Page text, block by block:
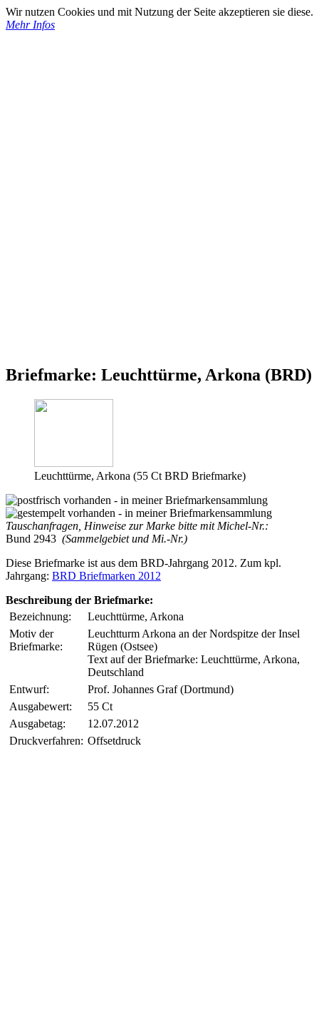
Wir nutzen Cookies und mit Nutzung der Seite akzeptieren sie diese.
Mehr Infos
Briefmarke: Leuchttürme, Arkona (BRD)
Leuchttürme, Arkona (55 Ct BRD Briefmarke)
Tauschanfragen, Hinweise zur Marke bitte mit Michel-Nr.:
Bund 2943 (Sammelgebiet und Mi.-Nr.)
Diese Briefmarke ist aus dem BRD-Jahrgang 2012. Zum kpl.
Jahrgang: BRD Briefmarken 2012
Beschreibung der Briefmarke:
Bezeichnung:
Leuchttürme, Arkona
Motiv der
Briefmarke:
Leuchtturm Arkona an der Nordspitze der Insel
Rügen (Ostsee)
Text auf der Briefmarke: Leuchttürme, Arkona,
Deutschland
Entwurf:
Prof. Johannes Graf (Dortmund)
Ausgabewert:
55 Ct
Ausgabetag:
12.07.2012
Druckverfahren: Offsetdruck